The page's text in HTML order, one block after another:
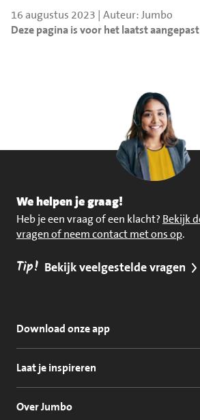
16 augustus 2023 | Auteur: Jumbo
Deze pagina is voor het laatst
We helpen je graag!
Heb je een vraag of een klacht? Bekijk
vragen of neem contact met ons op.
Tip! Bekijk veelgestelde vragen
Download onze app
Laat je inspireren
Over Jumbo